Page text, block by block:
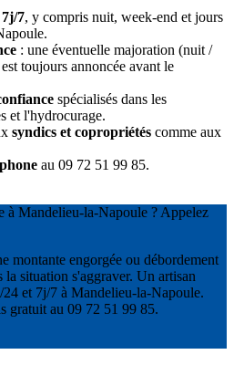
7j/7, y compris nuit, week-end et jours
: une éventuelle majoration (nuit /
toujours annoncée avant le
spécialisés dans les
et l'hydrocurage.
syndics et copropriétés comme aux
au 09 72 51 99 85.
à Mandelieu-la-Napoule ? Appelez
montante engorgée ou débordement
la situation s'aggraver. Un artisan
et 7j/7 à Mandelieu-la-Napoule.
gratuit au 09 72 51 99 85.